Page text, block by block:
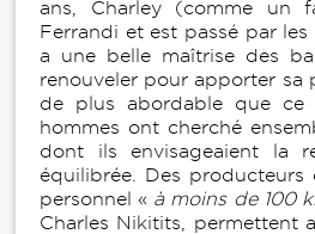
ans, Charley (comme un
Ferrandi et est passé par
a une belle maîtrise des
renouveler pour apporter sa
de plus abordable que
hommes ont cherché
dont ils envisageaient la
équilibrée. Des
personnel « à moins de 100
Charles Nikitits, permettent